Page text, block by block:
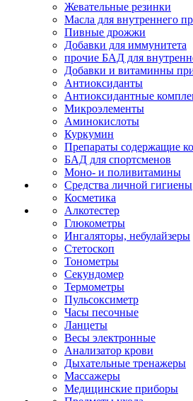
Жевательные резинки
Масла для внутреннего
Пивные дрожжи
Добавки для иммунитета
прочие БАД для
Добавки и витаминны
Антиоксиданты
Антиоксидантные
Микроэлементы
Аминокислоты
Куркумин
Препараты содержащие
БАД для спортсменов
Моно- и поливитамины
Средства личной гигиены
Косметика
Алкотестер
Глюкометры
Ингаляторы, небулайзеры
Стетоскоп
Тонометры
Секундомер
Термометры
Пульсоксиметр
Часы песочные
Ланцеты
Весы электронные
Анализатор крови
Дыхательные тренажеры
Массажеры
Медицинские приборы